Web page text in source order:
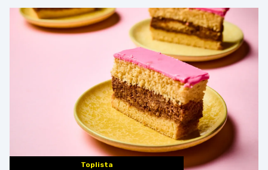
Toplista